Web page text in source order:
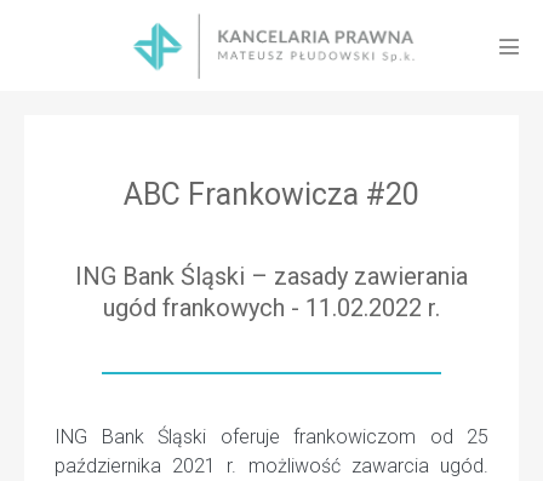
ABC Frankowicza #20
ING Bank Śląski – zasady zawierania
ugód frankowych - 11.02.2022 r.
ING Bank Śląski oferuje frankowiczom od 25
października 2021 r. możliwość zawarcia ugód.